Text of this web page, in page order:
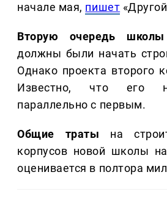
начале мая, пишет
Вторую очередь школы
должны были начать
Однако проекта второго
Известно, что его
параллельно с первым.
Общие траты на
корпусов новой школы
оценивается в полтора